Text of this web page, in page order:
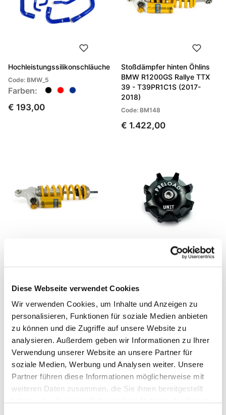
Diese Webseite verwendet Cookies
Wir verwenden Cookies, um Inhalte und Anzeigen zu
personalisieren, Funktionen für soziale Medien anbieten
zu können und die Zugriffe auf unsere Website zu
analysieren. Außerdem geben wir Informationen zu Ihrer
Verwendung unserer Website an unsere Partner für
soziale Medien, Werbung und Analysen weiter. Unsere
Partner führen diese Informationen möglicherweise mit
weiteren Daten zusammen, die Sie ihnen bereitgestellt
Hochleistungssilikonschläuche
Code: BMW_5
Farben:
€ 193,00
Stoßdämpfer hinten Öhlins
BMW R1200GS Rallye TTX
39 - T39PR1C1S (2017-
2018)
Code: BM148
€ 1.422,00
€ 977,00 € 62,00